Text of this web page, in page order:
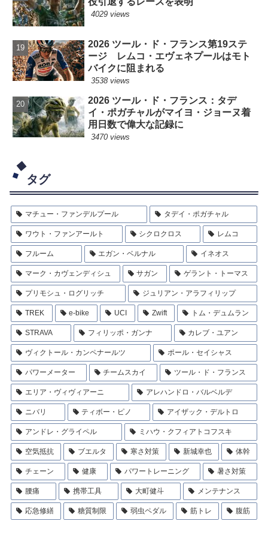
4029 views
2026 ツール・ド・フランス第19ステ
ージ レムコ・エヴェネプールはモト
バイクに阻まれる
3538 views
2026 ツール・ド・フランス：タデ
イ・ポガチャルがマイヨ・ジョーヌ着
用日数で偉大な記録に
3470 views
タグ
マチュー・ファンデルプール タデイ・ポガチャル
ワウト・ファンアールト シクロクロス レムコ
フルーム エガン・ベルナル イネオス
マーク・カヴェンディシュ サガン ゲラント・トーマス
プリモシュ・ログリッチ ジュリアン・アラフィリップ
TREK e-bike UCI Zwift トム・デュムラン
STRAVA フィリッポ・ガンナ カレブ・ユアン
ヴィクトール・カンペナールツ ポール・セイシャス
パワーメーター チームスカイ ツール・ド・フランス
エリア・ヴィヴィアーニ アレハンドロ・バルベルデ
ニバリ ティボー・ピノ アイザック・デルトロ
アンドレ・グライペル ミハウ・クフィアトコフスキ
空気抵抗 ブエルタ 寒さ対策 新城幸也 体幹
チェーン 健康 パワートレーニング 暑さ対策
腰痛 携帯工具 大町健斗 メンテナンス
応急修繕 糖質制限 弱虫ペダル 筋トレ 腹筋